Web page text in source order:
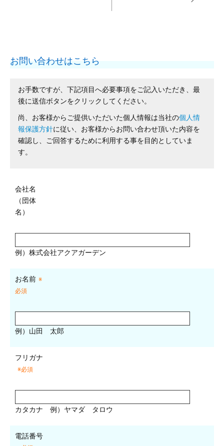
お問い合わせはこちら
お手数ですが、下記項目へ必要事項をご記入いただき、最
後に送信ボタンをクリックしてください。
尚、お客様からご提供いただいた個人情報は当社の個人情
報保護方針に従い、お客様からお問い合わせ頂いた内容を
確認し、ご回答するために利用する事を目的としていま
す。
会社名
（団体
名）
例）株式会社アクアガーデン
お名前 ※
必須
例）山田 太郎
フリガナ
※必須
カタカナ 例）ヤマダ タロウ
電話番号